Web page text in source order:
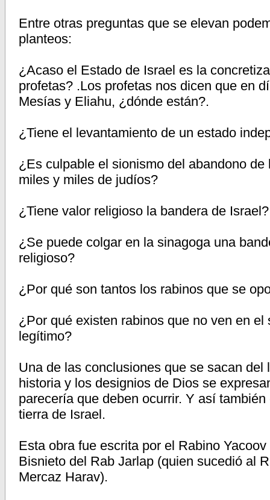
Entre otras preguntas que se elevan
planteos:
¿Acaso el Estado de Israel es la
profetas? .Los profetas nos dicen que en
Mesías y Eliahu, ¿dónde están?.
¿Tiene el levantamiento de un estado
¿Es culpable el sionismo del abandono
miles y miles de judíos?
¿Tiene valor religioso la bandera de Israel?
¿Se puede colgar en la sinagoga una
religioso?
¿Por qué son tantos los rabinos que se
¿Por qué existen rabinos que no ven en
legítimo?
Una de las conclusiones que se sacan del
historia y los designios de Dios se
parecería que deben ocurrir. Y así
tierra de Israel.
Esta obra fue escrita por el Rabino
Bisnieto del Rab Jarlap (quien sucedió al
Mercaz Harav).